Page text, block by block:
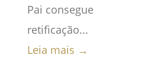
Pai consegue
retificação...
Leia mais →